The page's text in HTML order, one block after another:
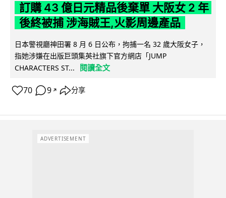
訂購 43 億日元精品後棄單 大阪女 2 年
後終被捕 涉海賊王,火影周邊產品
日本警視廳神田署 8 月 6 日公布，拘捕一名 32 歲大阪女子，
指她涉嫌在出版巨頭集英社旗下官方網店「JUMP
CHARACTERS ST...
閱讀全文
70 9 ↗ 分享
ADVERTISEMENT